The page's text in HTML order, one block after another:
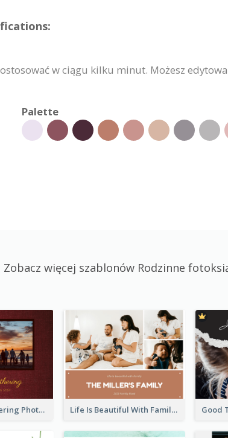
w ciągu kilku minut. Możesz
Palette
Zobacz więcej szablonów Rodzinne
Big Family Gathering Photo Book Life Is Beautiful With Family Photo Book